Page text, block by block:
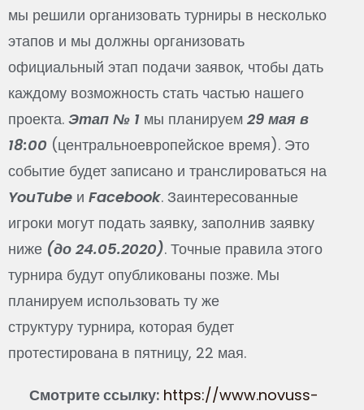
мы решили организовать турниры в несколько
этапов и мы должны организовать
официальный этап подачи заявок, чтобы дать
каждому возможность стать частью нашего
проекта. Этап № 1 мы планируем 29 мая в
18:00 (центральноевропейское время). Это
событие будет записано и транслироваться на
YouTube и Facebook. Заинтересованные
игроки могут подать заявку, заполнив заявку
ниже (до 24.05.2020). Точные правила этого
турнира будут опубликованы позже. Мы
планируем использовать ту же
структуру турнира, которая будет
протестирована в пятницу, 22 мая.
Смотрите ссылку: https://www.novuss-